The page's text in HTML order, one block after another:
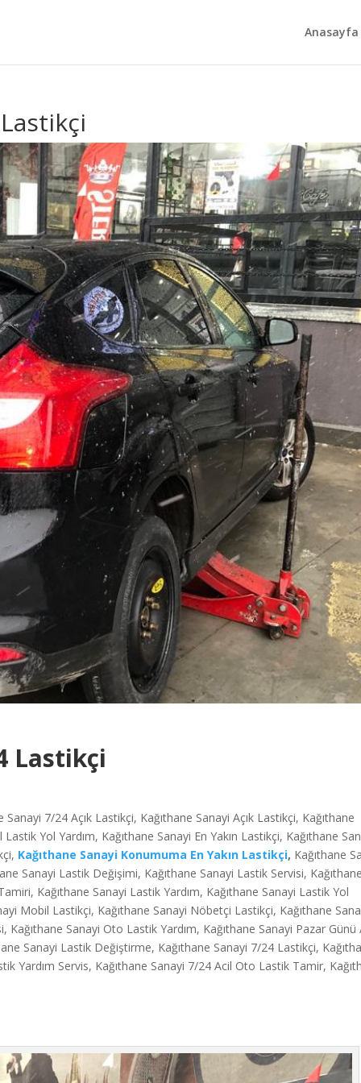
Anasayfa
Lastikçi
7/24 Açık Lastikçi, Kağıthane Sanayi Açık Lastikçi, Kağıthane
Yol Yardım, Kağıthane Sanayi En Yakın Lastikçi, Kağıthane
Kağıthane Sanayi Konumuma En Yakın Lastikçi, Kağıthane
Sanayi Lastik Değişimi, Kağıthane Sanayi Lastik Servisi,
Kağıthane Sanayi Lastik Yardım, Kağıthane Sanayi Lastik Yol
Mobil Lastikçi, Kağıthane Sanayi Nöbetçi Lastikçi, Kağıthane
Sanayi Oto Lastik Yardım, Kağıthane Sanayi Pazar Günü
Sanayi Lastik Değiştirme, Kağıthane Sanayi 7/24 Lastikçi,
Yardım Servis, Kağıthane Sanayi 7/24 Acil Oto Lastik Tamir,